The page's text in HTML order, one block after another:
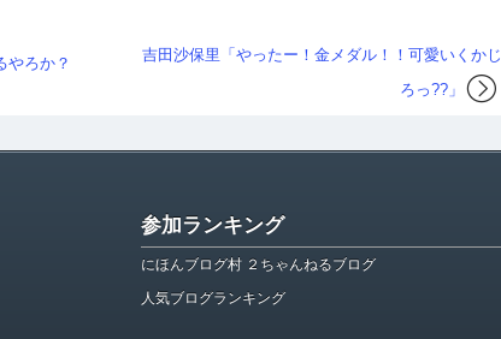
吉田沙保里「やったー！金メダル！！可愛いくかじ
ろっ??」
やろか？
参加ランキング
にほんブログ村 ２ちゃんねるブログ
人気ブログランキング